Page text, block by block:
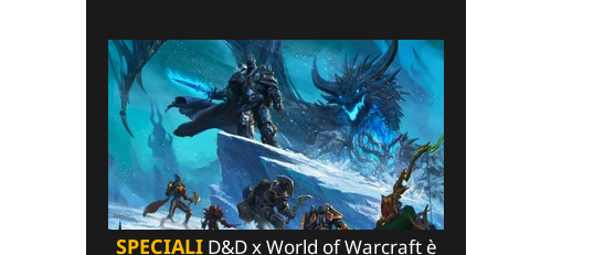
SPECIALID&D x World of Warcraft è